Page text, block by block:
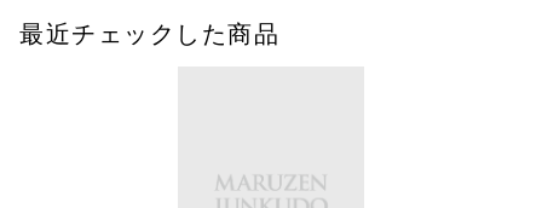
最近チェックした商品